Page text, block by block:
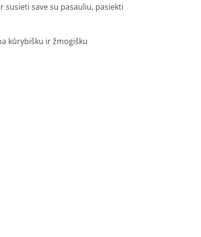
save su pasauliu, pasiekti
kūrybišku ir žmogišku